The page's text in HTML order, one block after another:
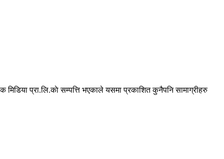
प्रा.लि.काे सम्पत्ति भएकाले यसमा प्रकाशित कुनैपनि सामाग्रीहरु